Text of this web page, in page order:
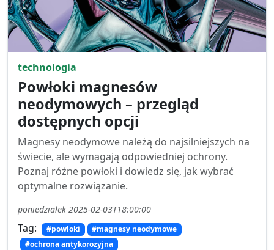
technologia
Powłoki magnesów
neodymowych – przegląd
dostępnych opcji
Magnesy neodymowe należą do najsilniejszych na
świecie, ale wymagają odpowiedniej ochrony.
Poznaj różne powłoki i dowiedz się, jak wybrać
optymalne rozwiązanie.
poniedziałek 2025-02-03T18:00:00
Tag: #powloki
#magnesy neodymowe
#ochrona antykorozyjna